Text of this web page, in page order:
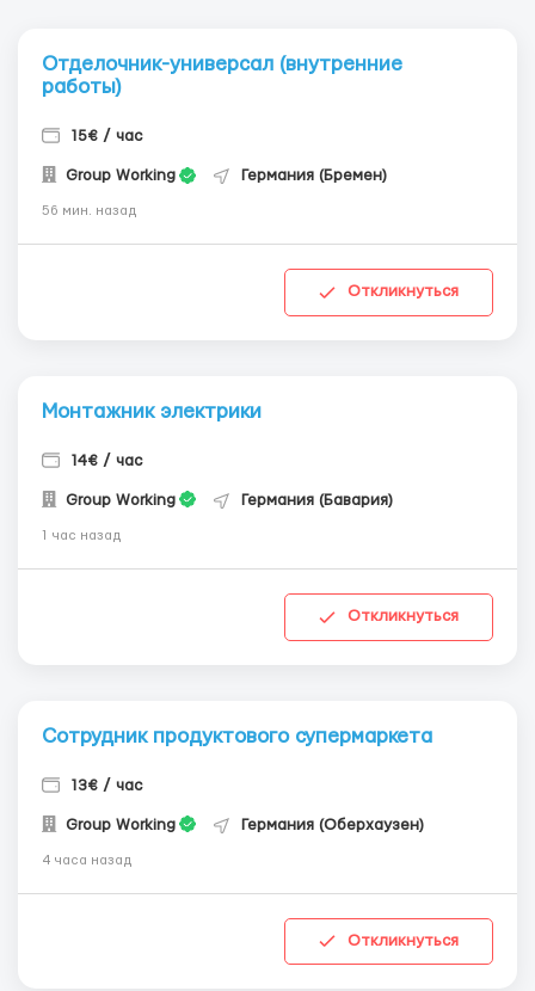
Отделочник-универсал (внутренние
работы)
15€ / час
Group Working Германия (Бремен)
56 мин. назад
Откликнуться
Монтажник электрики
14€ / час
Group Working Германия (Бавария)
1 час назад
Откликнуться
Сотрудник продуктового супермаркета
13€ / час
Group Working Германия (Оберхаузен)
4 часа назад
Откликнуться